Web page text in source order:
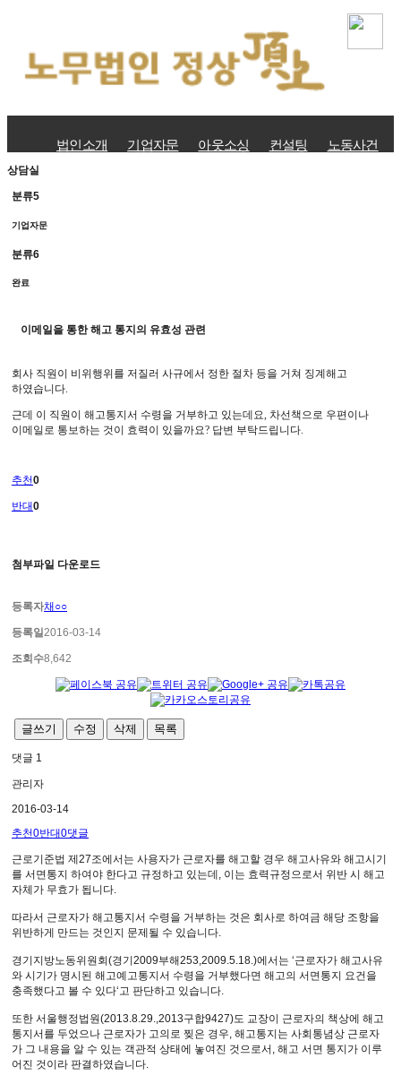
법인소개 기업자문 아웃소싱 컨설팅 노동사건
상담실
분류5
기업자문
분류6
완료
이메일을 통한 해고 통지의 유효성 관련
회사 직원이 비위행위를 저질러 사규에서 정한 절차 등을 거쳐 징계해고
하였습니다.
근데 이 직원이 해고통지서 수령을 거부하고 있는데요, 차선책으로 우편이나
이메일로 통보하는 것이 효력이 있을까요? 답변 부탁드립니다.
추천0
반대0
첨부파일 다운로드
등록자채○○
등록일2016-03-14
조회수8,642
글쓰기 수정 삭제 목록
댓글 1
관리자
2016-03-14
추천0반대0댓글
근로기준법 제27조에서는 사용자가 근로자를 해고할 경우 해고사유와 해고시기
를 서면통지 하여야 한다고 규정하고 있는데, 이는 효력규정으로서 위반 시 해고
자체가 무효가 됩니다.
따라서 근로자가 해고통지서 수령을 거부하는 것은 회사로 하여금 해당 조항을
위반하게 만드는 것인지 문제될 수 있습니다.
경기지방노동위원회(경기2009부해253,2009.5.18.)에서는 ‘근로자가 해고사유
와 시기가 명시된 해고예고통지서 수령을 거부했다면 해고의 서면통지 요건을
충족했다고 볼 수 있다‘고 판단하고 있습니다.
또한 서울행정법원(2013.8.29.,2013구합9427)도 교장이 근로자의 책상에 해고
통지서를 두었으나 근로자가 고의로 찢은 경우, 해고통지는 사회통념상 근로자
가 그 내용을 알 수 있는 객관적 상태에 놓여진 것으로서, 해고 서면 통지가 이루
어진 것이라 판결하였습니다.